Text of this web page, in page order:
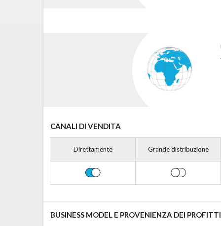
CANALI DI VENDITA
Direttamente Grande distribuzione
BUSINESS MODEL E PROVENIENZA DEI PROFITTI